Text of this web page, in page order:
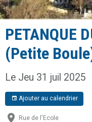
PETANQUE
(Petite
Le Jeu 31 juil 2025
Ajouter au calendrier
Rue de l'Ecole